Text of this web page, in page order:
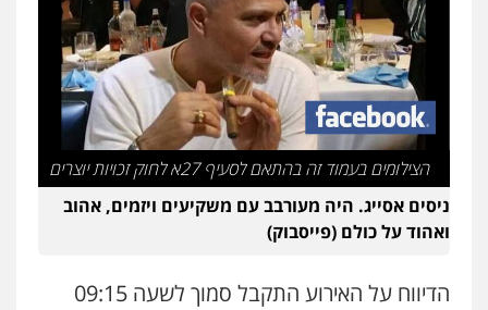
הצילומים בעמוד זה בהתאם לסעיף 27א לחוק זכויות יוצרים
ניסים אסייג. היה מעורבב עם משקיעים ויזמים, אהוב
ואהוד על כולם (פייסבוק)
הדיווח על האירוע התקבל סמוך לשעה 09:15